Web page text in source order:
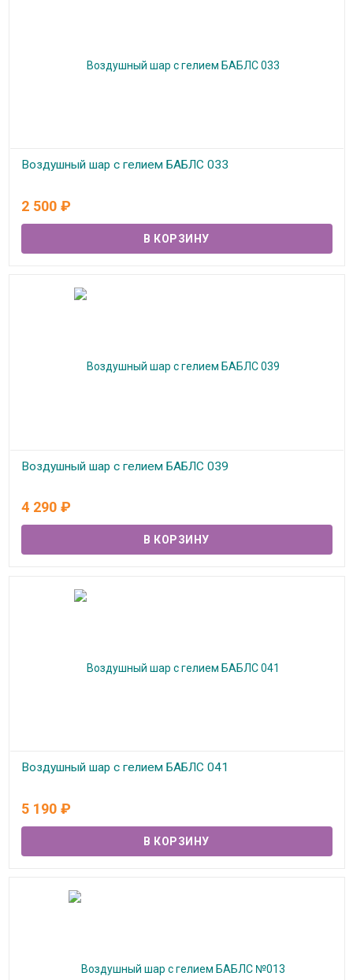
Воздушный шар с гелием БАБЛС 033
2 500 ₽
Воздушный шар с гелием БАБЛС 039
4 290 ₽
Воздушный шар с гелием БАБЛС 041
5 190 ₽